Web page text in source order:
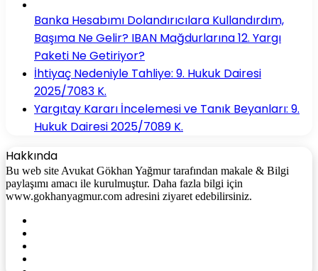
Banka Hesabımı Dolandırıcılara Kullandırdım,
Başıma Ne Gelir? IBAN Mağdurlarına 12. Yargı
Paketi Ne Getiriyor?
İhtiyaç Nedeniyle Tahliye: 9. Hukuk Dairesi
2025/7083 K.
Yargıtay Kararı İncelemesi ve Tanık Beyanları: 9.
Hukuk Dairesi 2025/7089 K.
Hakkında
Bu web site Avukat Gökhan Yağmur tarafından makale & Bilgi
paylaşımı amacı ile kurulmuştur. Daha fazla bilgi için
www.gokhanyagmur.com adresini ziyaret edebilirsiniz.